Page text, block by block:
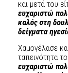
και μετά του
ευχαριστώ
καλός στη
δείγματα
Χαμογέλασε
ταπεινότητα
ευχαριστώ